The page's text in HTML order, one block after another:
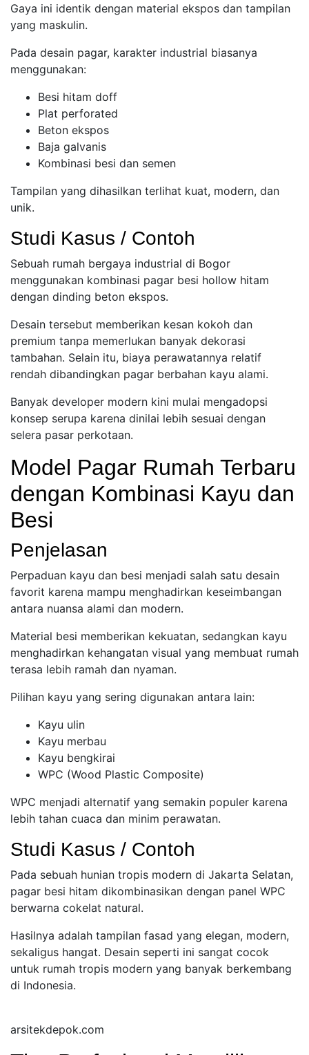
Gaya ini identik dengan material ekspos dan tampilan
yang maskulin.
Pada desain pagar, karakter industrial biasanya
menggunakan:
Besi hitam doff
Plat perforated
Beton ekspos
Baja galvanis
Kombinasi besi dan semen
Tampilan yang dihasilkan terlihat kuat, modern, dan
unik.
Studi Kasus / Contoh
Sebuah rumah bergaya industrial di Bogor
menggunakan kombinasi pagar besi hollow hitam
dengan dinding beton ekspos.
Desain tersebut memberikan kesan kokoh dan
premium tanpa memerlukan banyak dekorasi
tambahan. Selain itu, biaya perawatannya relatif
rendah dibandingkan pagar berbahan kayu alami.
Banyak developer modern kini mulai mengadopsi
konsep serupa karena dinilai lebih sesuai dengan
selera pasar perkotaan.
Model Pagar Rumah Terbaru
dengan Kombinasi Kayu dan
Besi
Penjelasan
Perpaduan kayu dan besi menjadi salah satu desain
favorit karena mampu menghadirkan keseimbangan
antara nuansa alami dan modern.
Material besi memberikan kekuatan, sedangkan kayu
menghadirkan kehangatan visual yang membuat rumah
terasa lebih ramah dan nyaman.
Pilihan kayu yang sering digunakan antara lain:
Kayu ulin
Kayu merbau
Kayu bengkirai
WPC (Wood Plastic Composite)
WPC menjadi alternatif yang semakin populer karena
lebih tahan cuaca dan minim perawatan.
Studi Kasus / Contoh
Pada sebuah hunian tropis modern di Jakarta Selatan,
pagar besi hitam dikombinasikan dengan panel WPC
berwarna cokelat natural.
Hasilnya adalah tampilan fasad yang elegan, modern,
sekaligus hangat. Desain seperti ini sangat cocok
untuk rumah tropis modern yang banyak berkembang
di Indonesia.
arsitekdepok.com